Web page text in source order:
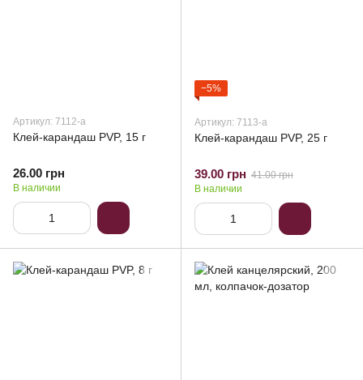
Артикул: 7112-a
Клей-карандаш PVP, 15 г
26.00 грн
В наличии
−5%
Артикул: 7113-a
Клей-карандаш PVP, 25 г
39.00 грн 41.00 грн
В наличии